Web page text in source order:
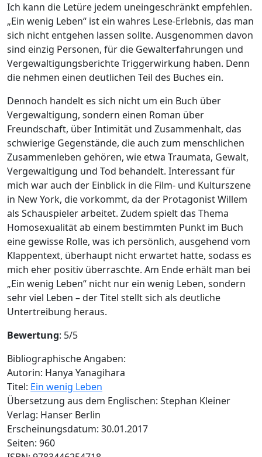
Ich kann die Letüre jedem uneingeschränkt empfehlen.
„Ein wenig Leben“ ist ein wahres Lese-Erlebnis, das man
sich nicht entgehen lassen sollte. Ausgenommen davon
sind einzig Personen, für die Gewalterfahrungen und
Vergewaltigungsberichte Triggerwirkung haben. Denn
die nehmen einen deutlichen Teil des Buches ein.
Dennoch handelt es sich nicht um ein Buch über
Vergewaltigung, sondern einen Roman über
Freundschaft, über Intimität und Zusammenhalt, das
schwierige Gegenstände, die auch zum menschlichen
Zusammenleben gehören, wie etwa Traumata, Gewalt,
Vergewaltigung und Tod behandelt. Interessant für
mich war auch der Einblick in die Film- und Kulturszene
in New York, die vorkommt, da der Protagonist Willem
als Schauspieler arbeitet. Zudem spielt das Thema
Homosexualität ab einem bestimmten Punkt im Buch
eine gewisse Rolle, was ich persönlich, ausgehend vom
Klappentext, überhaupt nicht erwartet hatte, sodass es
mich eher positiv überraschte. Am Ende erhält man bei
„Ein wenig Leben“ nicht nur ein wenig Leben, sondern
sehr viel Leben – der Titel stellt sich als deutliche
Untertreibung heraus.
Bewertung: 5/5
Bibliographische Angaben:
Autorin: Hanya Yanagihara
Titel: Ein wenig Leben
Übersetzung aus dem Englischen: Stephan Kleiner
Verlag: Hanser Berlin
Erscheinungsdatum: 30.01.2017
Seiten: 960